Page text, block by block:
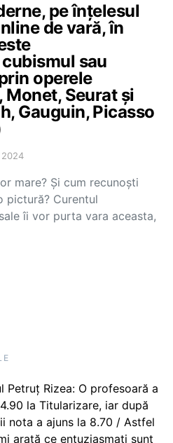
pe înțelesul
de vară, în
sau
operele
Seurat și
Gauguin, Picasso
mare? Și cum recunoști
pictură? Curentul
îi vor purta vara aceasta,
Petruț Rizea: O profesoară a
la Titularizare, iar după
nota a ajuns la 8.70 / Astfel
arată ce entuziasmați sunt